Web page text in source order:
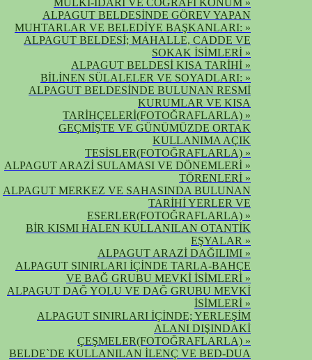
MÜLKİ-İDARİ VE COĞRAFİ KONUM »
ALPAGUT BELDESİNDE GÖREV YAPAN
MUHTARLAR VE BELEDİYE BAŞKANLARI: »
ALPAGUT BELDESİ; MAHALLE, CADDE VE
SOKAK İSİMLERİ »
ALPAGUT BELDESİ KISA TARİHİ »
BİLİNEN SÜLALELER VE SOYADLARI: »
ALPAGUT BELDESİNDE BULUNAN RESMİ
KURUMLAR VE KISA
TARİHÇELERİ(FOTOĞRAFLARLA) »
GEÇMİŞTE VE GÜNÜMÜZDE ORTAK
KULLANIMA AÇIK
TESİSLER(FOTOĞRAFLARLA) »
ALPAGUT ARAZİ SULAMASI VE DÖNEMLERİ »
TÖRENLERİ »
ALPAGUT MERKEZ VE SAHASINDA BULUNAN
TARİHİ YERLER VE
ESERLER(FOTOĞRAFLARLA) »
BİR KISMI HALEN KULLANILAN OTANTİK
EŞYALAR »
ALPAGUT ARAZİ DAĞILIMI »
ALPAGUT SINIRLARI İÇİNDE TARLA-BAHÇE
VE BAĞ GRUBU MEVKİ İSİMLERİ »
ALPAGUT DAĞ YOLU VE DAĞ GRUBU MEVKİ
İSİMLERİ »
ALPAGUT SINIRLARI İÇİNDE; YERLEŞİM
ALANI DIŞINDAKİ
ÇEŞMELER(FOTOĞRAFLARLA) »
BELDE`DE KULLANILAN İLENÇ VE BED-DUA